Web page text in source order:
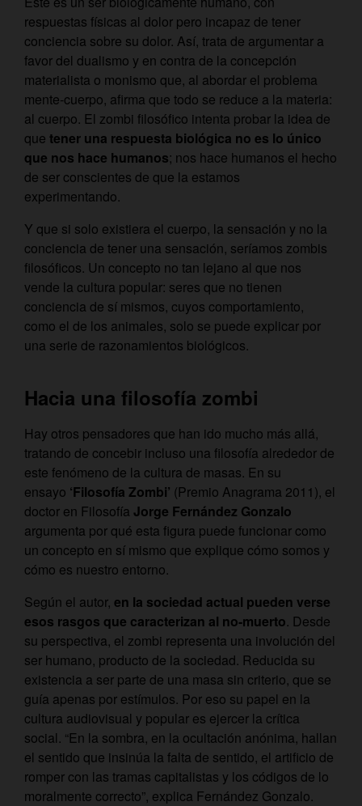
respuestas físicas al dolor pero incapaz de tener
conciencia sobre su dolor. Así, trata de argumentar a
favor del dualismo y en contra de la concepción
materialista o monismo que, al abordar el problema
mente-cuerpo, afirma que todo se reduce a la materia:
al cuerpo. El zombi filosófico intenta probar la idea de
que tener una respuesta biológica no es lo único
que nos hace humanos; nos hace humanos el hecho
de ser conscientes de que la estamos
experimentando.
Y que si solo existiera el cuerpo, la sensación y no la
conciencia de tener una sensación, seríamos zombis
filosóficos. Un concepto no tan lejano al que nos
vende la cultura popular: seres que no tienen
conciencia de sí mismos, cuyos comportamiento,
como el de los animales, solo se puede explicar por
una serie de razonamientos biológicos.
Hacia una filosofía zombi
Hay otros pensadores que han ido mucho más allá,
tratando de concebir incluso una filosofía alrededor de
este fenómeno de la cultura de masas. En su
ensayo ‘Filosofía Zombi’ (Premio Anagrama 2011), el
doctor en Filosofía Jorge Fernández Gonzalo
argumenta por qué esta figura puede funcionar como
un concepto en sí mismo que explique cómo somos y
cómo es nuestro entorno.
Según el autor, en la sociedad actual pueden verse
esos rasgos que caracterizan al no-muerto. Desde
su perspectiva, el zombi representa una involución del
ser humano, producto de la sociedad. Reducida su
existencia a ser parte de una masa sin criterio, que se
guía apenas por estímulos. Por eso su papel en la
cultura audiovisual y popular es ejercer la crítica
social. “En la sombra, en la ocultación anónima, hallan
el sentido que insinúa la falta de sentido, el artificio de
romper con las tramas capitalistas y los códigos de lo
moralmente correcto”, explica Fernández Gonzalo.